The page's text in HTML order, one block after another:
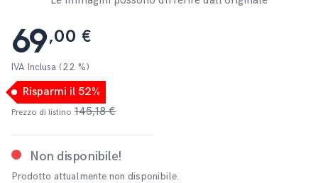
69,00 €
IVA Inclusa (22 %)
Risparmi il 52%
Prezzo di listino 145,18 €
Non disponibile!
Prodotto attualmente non disponibile.